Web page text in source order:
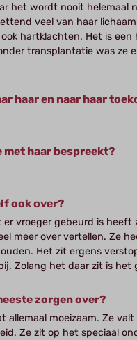
het wordt nooit helemaal
veel van haar
hartklachten. Het is een
transplantatie was ze
haar en naar haar
met haar bespreekt?
ook over?
er vroeger gebeurd is heeft
meer over vertellen. Ze
Het zit ergens
Zolang het daar zit is het
zorgen over?
allemaal moeizaam. Ze
Ze zit op het speciaal